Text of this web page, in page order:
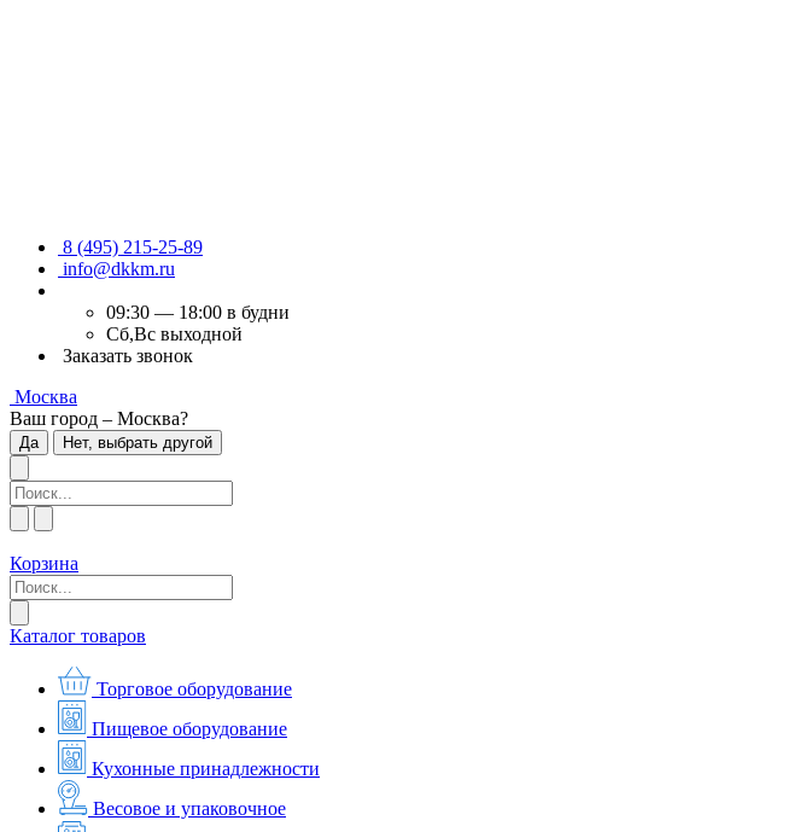
8 (495) 215-25-89
info@dkkm.ru
09:30 — 18:00 в будни
Сб,Вс выходной
Заказать звонок
Москва
Ваш город – Москва?
Да Нет, выбрать другой
Корзина
Каталог товаров
Торговое оборудование
Пищевое оборудование
Кухонные принадлежности
Весовое и упаковочное